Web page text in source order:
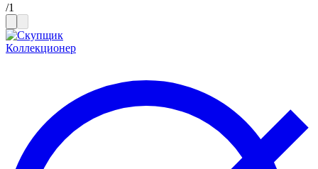
/1
Коллекционер